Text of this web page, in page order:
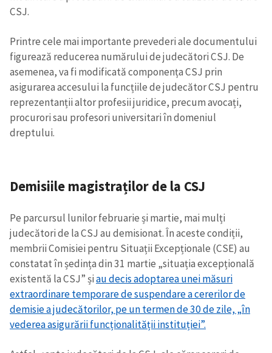
Trimite o informație
Despre ZdG
in English
на русском
CSJ.
Printre cele mai importante prevederi ale documentului
figurează reducerea numărului de judecători CSJ. De
asemenea, va fi modificată componența CSJ prin
asigurarea accesului la funcțiile de judecător CSJ pentru
reprezentanții altor profesii juridice, precum avocați,
procurori sau profesori universitari în domeniul
dreptului.
Demisiile magistraților de la CSJ
Pe parcursul lunilor februarie și martie, mai mulți
judecători de la CSJ au demisionat. În aceste condiții,
membrii Comisiei pentru Situații Excepționale (CSE) au
constatat în ședința din 31 martie „situația excepțională
existentă la CSJ” șiau decis adoptarea unei măsuri
extraordinare temporare de suspendare a cererilor de
demisie a judecătorilor, pe un termen de 30 de zile, „în
vederea asigurării funcționalității instituției”.